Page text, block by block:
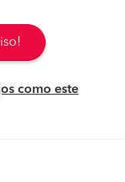
como este